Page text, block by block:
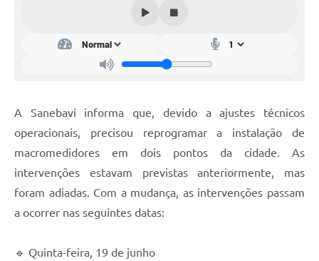
A Sanebavi informa que, devido a ajustes técnicos
operacionais, precisou reprogramar a instalação de
macromedidores em dois pontos da cidade. As
intervenções estavam previstas anteriormente, mas
foram adiadas. Com a mudança, as intervenções passam
a ocorrer nas seguintes datas:
🔹 Quinta-feira, 19 de junho